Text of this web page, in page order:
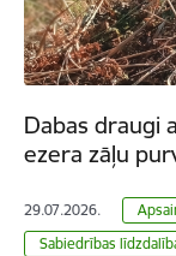
Dabas draugi
ezera zāļu
29.07.2026.
Sabiedrības